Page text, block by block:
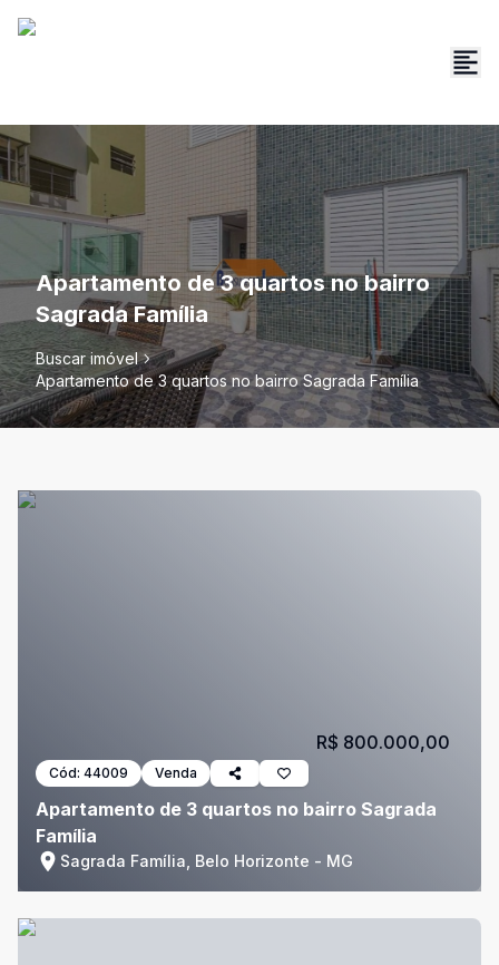
Apartamento de 3 quartos no bairro
Sagrada Família
Buscar imóvel
Apartamento de 3 quartos no bairro Sagrada Família
Cód: 44009 Venda
Apartamento de 3 quartos no bairro Sagrada
Família
Sagrada Família, Belo Horizonte - MG
R$ 800.000,00